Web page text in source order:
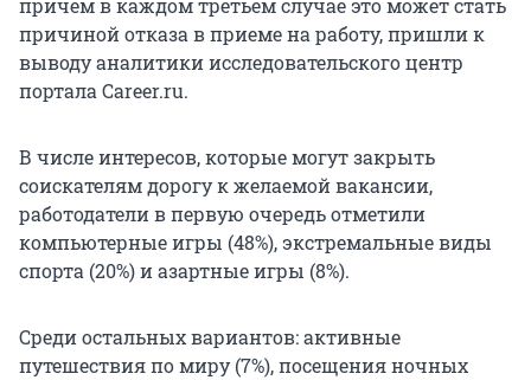
причем в каждом третьем случае это может стать
причиной отказа в приеме на работу, пришли к
выводу аналитики исследовательского центр
портала Career.ru.
В числе интересов, которые могут закрыть
соискателям дорогу к желаемой вакансии,
работодатели в первую очередь отметили
компьютерные игры (48%), экстремальные виды
спорта (20%) и азартные игры (8%).
Среди остальных вариантов: активные
путешествия по миру (7%), посещения ночных